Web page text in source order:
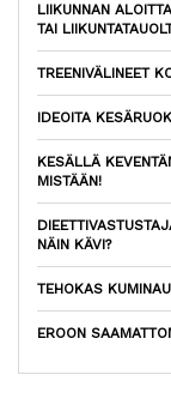
LIIKUNNAN
TAI
TREENIVÄLINEET
IDEOITA
KESÄLLÄ
MISTÄÄN!
NÄIN KÄVI?
TEHOKAS
EROON